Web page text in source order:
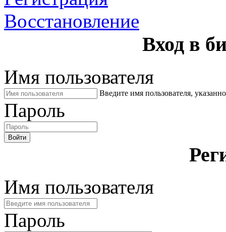
Восстановление
Вход в
Имя пользователя
Введите имя пользователя,
Пароль
Войти
Имя пользователя
Пароль